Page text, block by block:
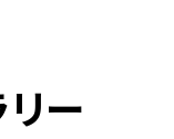
ー